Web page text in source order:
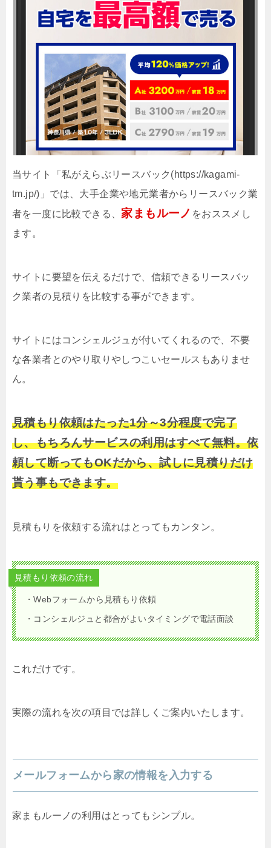
当サイト「私がえらぶリースバック(https://kagami-
tm.jp/)」では、大手企業や地元業者からリースバック業
者を一度に比較できる、家まもルーノ をおススメし
ます。
サイトに要望を伝えるだけで、信頼できるリースバッ
ク業者の見積りを比較する事ができます。
サイトにはコンシェルジュが付いてくれるので、不要
な各業者とのやり取りやしつこいセールスもありませ
ん。
見積もり依頼はたった1分～3分程度で完了
し、もちろんサービスの利用はすべて無料。依
頼して断ってもOKだから、試しに見積りだけ
貰う事もできます。
見積もりを依頼する流れはとってもカンタン。
見積もり依頼の流れ
・Webフォームから見積もり依頼
・コンシェルジュと都合がよいタイミングで電話面談
これだけです。
実際の流れを次の項目では詳しくご案内いたします。
メールフォームから家の情報を入力する
家まもルーノの利用はとってもシンプル。